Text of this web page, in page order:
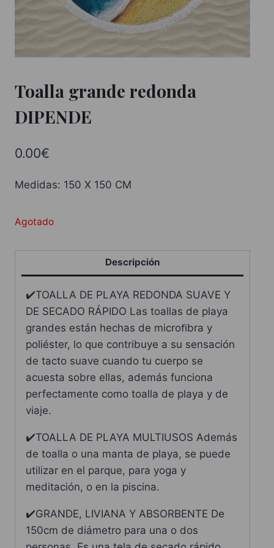
Toalla grande redonda
DIPENDE
0.00€
Medidas: 150 X 150 CM
Agotado
Descripción
✔️TOALLA DE PLAYA REDONDA SUAVE Y
DE SECADO RÁPIDO Las toallas de playa
grandes están hechas de microﬁbra y
poliéster, lo que contribuye a su sensación
de tacto suave cuando tu cuerpo se
acuesta sobre ellas, además funciona
perfectamente como toalla de playa y de
viaje.
✔️TOALLA DE PLAYA MULTIUSOS Además
de toalla o una manta de playa, se puede
utilizar en el parque, para yoga y
meditación, o en la piscina.
✔️GRANDE, LIVIANA Y ABSORBENTE De
150cm de diámetro para una o dos